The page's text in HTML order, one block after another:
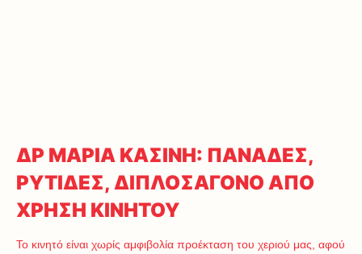
ΔΡ ΜΑΡΙΑ ΚΑΣΙΝΗ: ΠΑΝΑΔΕΣ,
ΡΥΤΙΔΕΣ, ΔΙΠΛΟΣΑΓΟΝΟ ΑΠΟ
ΧΡΗΣΗ ΚΙΝΗΤΟΥ
Το κινητό είναι χωρίς αμφιβολία προέκταση του χεριού μας, αφού